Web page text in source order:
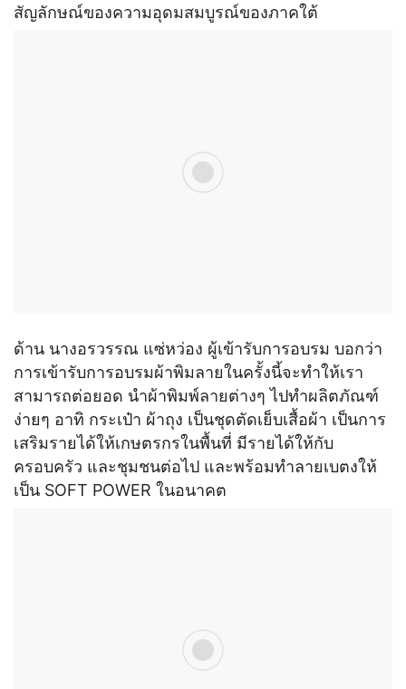
สัญลักษณ์ของความอุดมสมบูรณ์ของภาคใต้
ด้าน นางอรวรรณ แซ่หว่อง ผู้เข้ารับการอบรม บอกว่า
การเข้ารับการอบรมผ้าพิมลายในครั้งนี้จะทำให้เรา
สามารถต่อยอด นำผ้าพิมพ์ลายต่างๆ ไปทําผลิตภัณฑ์
ง่ายๆ อาทิ กระเป๋า ผ้าถุง เป็นชุดตัดเย็บเสื้อผ้า เป็นการ
เสริมรายได้ให้เกษตรกรในพื้นที่ มีรายได้ให้กับ
ครอบครัว และชุมชนต่อไป และพร้อมทำลายเบตงให้
เป็น SOFT POWER ในอนาคต